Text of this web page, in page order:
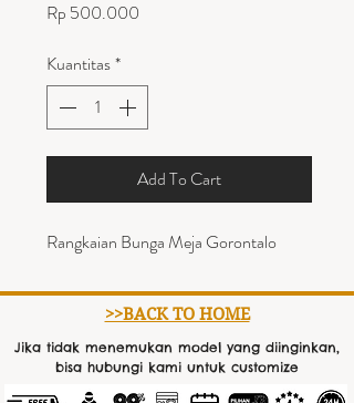
Rp 500.000
Kuantitas*
Add To Cart
Rangkaian Bunga Meja Gorontalo
>>BACK TO HOME
Jika tidak menemukan model yang diinginkan,
bisa hubungi kami untuk customize